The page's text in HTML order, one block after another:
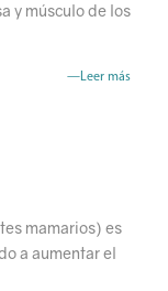
y músculo de los
—Leer más
mamarios) es
a aumentar el